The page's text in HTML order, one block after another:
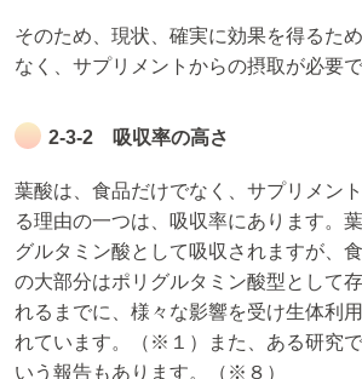
そのため、現状、確実に効果を得るた
なく、サプリメントからの摂取が必要で
2-3-2 吸収率の高さ
葉酸は、食品だけでなく、サプリメン
る理由の一つは、吸収率にあります。
グルタミン酸として吸収されますが、
の大部分はポリグルタミン酸型として
れるまでに、様々な影響を受け生体利
れています。（※１）また、ある研究
いう報告もあります。（※８）